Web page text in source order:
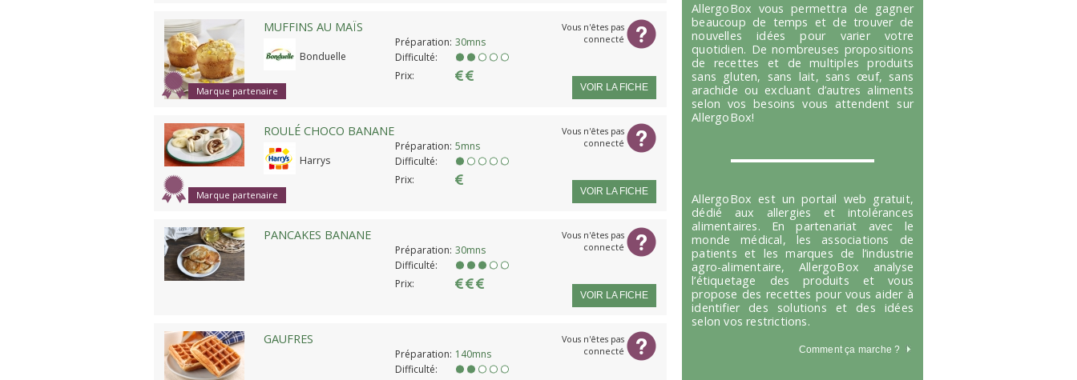
AllergoBox vous permettra de gagner
beaucoup de temps et de trouver de
nouvelles idées pour varier votre
quotidien. De nombreuses propositions
de recettes et de multiples produits
sans gluten, sans lait, sans œuf, sans
arachide ou excluant d’autres aliments
selon vos besoins vous attendent sur
AllergoBox!
AllergoBox est un portail web gratuit,
dédié aux allergies et intolérances
alimentaires. En partenariat avec le
monde médical, les associations de
patients et les marques de l’industrie
agro-alimentaire, AllergoBox analyse
l’étiquetage des produits et vous
propose des recettes pour vous aider à
identifier des solutions et des idées
selon vos restrictions.
Comment ça marche ?
MUFFINS AU MAÏS
Bonduelle
Marque partenaire
Préparation: 30mns
Difficulté:
Prix:
Vous n'êtes pas
connecté
VOIR LA FICHE
ROULÉ CHOCO BANANE
Harrys
Marque partenaire
Préparation: 5mns
Difficulté:
Prix:
Vous n'êtes pas
connecté
VOIR LA FICHE
PANCAKES BANANE
Préparation: 30mns
Difficulté:
Prix:
Vous n'êtes pas
connecté
VOIR LA FICHE
GAUFRES
Préparation: 140mns
Difficulté:
Vous n'êtes pas
connecté